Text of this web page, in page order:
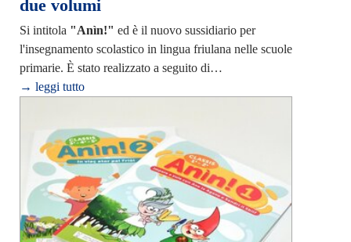
due volumi
Si intitola "Anìn!" ed è il nuovo sussidiario per
l'insegnamento scolastico in lingua friulana nelle scuole
primarie. È stato realizzato a seguito di…
→ leggi tutto